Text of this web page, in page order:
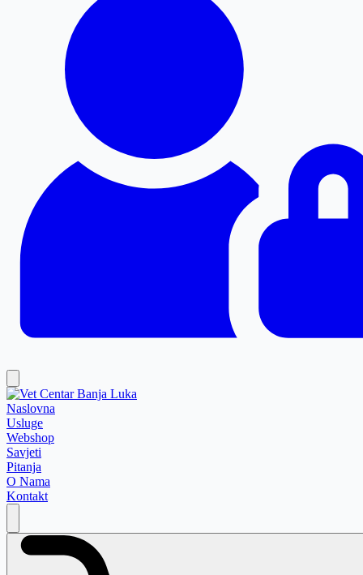
Naslovna
Usluge
Webshop
Savjeti
Pitanja
O Nama
Kontakt